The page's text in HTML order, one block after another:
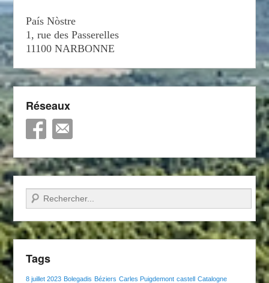
País Nòstre
1, rue des Passerelles
11100 NARBONNE
Réseaux
Recherche
Tags
8 juillet 2023 Bolegadis Béziers Carles Puigdemont castell Catalogne